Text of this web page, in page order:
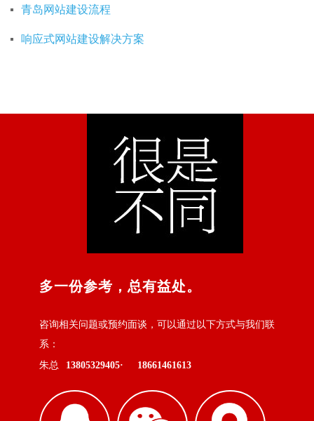
青岛网站建设流程
响应式网站建设解决方案
多一份参考，总有益处。
咨询相关问题或预约面谈，可以通过以下方式与我们联
系：
朱总
13805329405· 18661461613